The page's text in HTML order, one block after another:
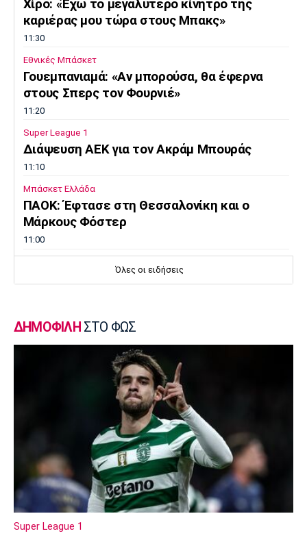
Χίρο: «Έχω το μεγαλύτερο κίνητρο της
καριέρας μου τώρα στους Μπακς»
11:30
Εθνικές Μπάσκετ
Γουεμπανιαμά: «Αν μπορούσα, θα έφερνα
στους Σπερς τον Φουρνιέ»
11:20
Super League 1
Διάψευση ΑΕΚ για τον Ακράμ Μπουράς
11:10
Μπάσκετ Ελλάδα
ΠΑΟΚ: Έφτασε στη Θεσσαλονίκη και ο
Μάρκους Φόστερ
11:00
Φωτιά στον Κουβαρά Αττικής: Μπαράζ
Εθνικές Μπάσκετ
Ευρωμπάσκετ U16: Ελλάδα-Νορβηγία απόψε
για μία θέση στον τελικό
Βόλος: Οι νέες φανέλες, οι νέοι παίκτες και
10:30
Ποδόσφαιρο - Διεθνή
Λίβερπουλ: Ενδέχεται να παραχωρήσει τον
Χάκπο
10:20
Όλες οι ειδήσεις
ΔΗΜΟΦΙΛΗ ΣΤΟ ΦΩΣ
Super League 1